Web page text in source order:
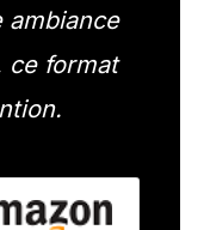
ambiance
ce format